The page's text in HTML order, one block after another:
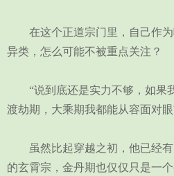
在这个正道宗门里，自己作为
异类，怎么可能不被重点关注？
“说到底还是实力不够，如果
渡劫期，大乘期我都能从容面对
虽然比起穿越之初，他已经有
的玄霄宗，金丹期也仅仅只是一个